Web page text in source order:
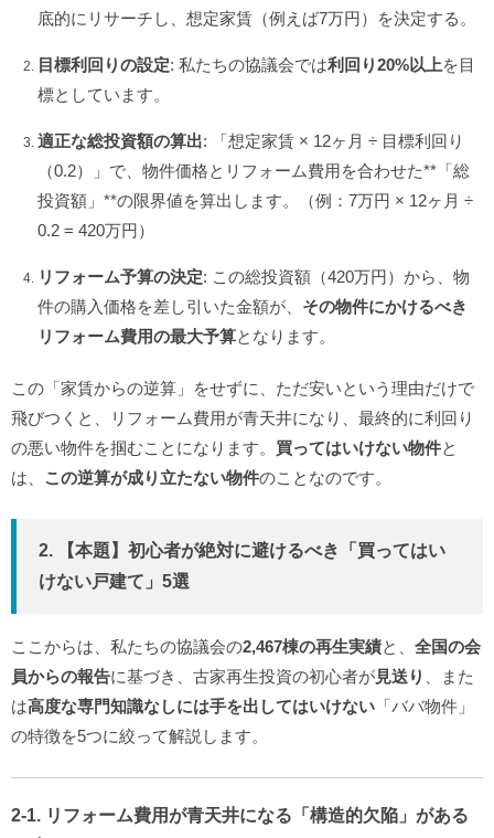
底的にリサーチし、想定家賃（例えば7万円）を決定する。
目標利回りの設定: 私たちの協議会では利回り20%以上を目
標としています。
適正な総投資額の算出: 「想定家賃 × 12ヶ月 ÷ 目標利回り
（0.2）」で、物件価格とリフォーム費用を合わせた**「総
投資額」**の限界値を算出します。（例：7万円 × 12ヶ月 ÷
0.2 = 420万円）
リフォーム予算の決定: この総投資額（420万円）から、物
件の購入価格を差し引いた金額が、 その物件にかけるべき
リフォーム費用の最大予算となります。
この「家賃からの逆算」をせずに、ただ安いという理由だけで
飛びつくと、リフォーム費用が青天井になり、最終的に利回り
の悪い物件を掴むことになります。 買ってはいけない物件と
は、 この逆算が成り立たない物件のことなのです。
2. 【本題】初心者が絶対に避けるべき「買ってはい
けない戸建て」5選
ここからは、私たちの協議会の2,467棟の再生実績と、 全国の会
員からの報告に基づき、古家再生投資の初心者が見送り
、また
は高度な専門知識なしには手を出してはいけない 「ババ物件」
の特徴を5つに絞って解説します。
2-1. リフォーム費用が青天井になる「構造的欠陥」がある